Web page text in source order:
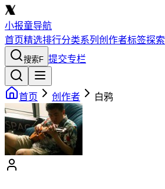
小报童导航
首页精选排行分类系列 创作者标签探索
搜索F 提交专栏
首页 创作者 白鸦